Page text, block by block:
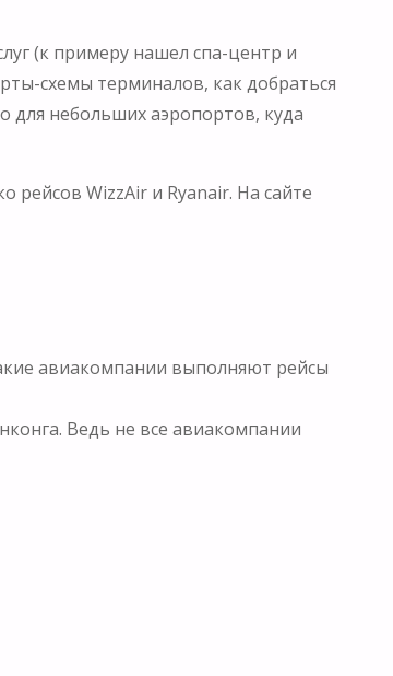
(к примеру нашел спа-центр и
схемы терминалов, как добраться
для небольших аэропортов, куда
рейсов WizzAir и Ryanair. На сайте
авиакомпании выполняют рейсы
Ведь не все авиакомпании